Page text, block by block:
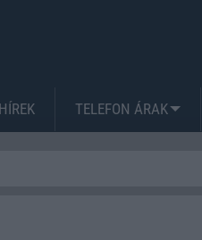
HÍREK TELEFON ÁRAK